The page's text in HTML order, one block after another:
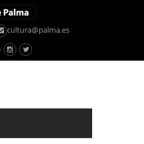
cultura@palma.es